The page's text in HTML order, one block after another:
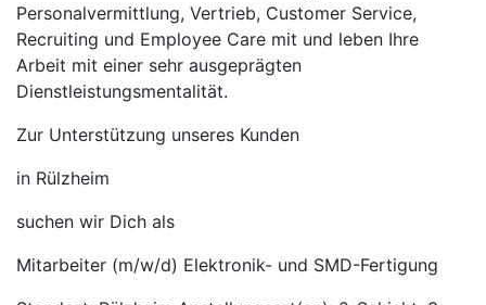
Personalvermittlung, Vertrieb, Customer Service,
Recruiting und Employee Care mit und leben Ihre
Arbeit mit einer sehr ausgeprägten
Dienstleistungsmentalität.
Zur Unterstützung unseres Kunden
in Rülzheim
suchen wir Dich als
Mitarbeiter (m/w/d) Elektronik- und SMD-Fertigung